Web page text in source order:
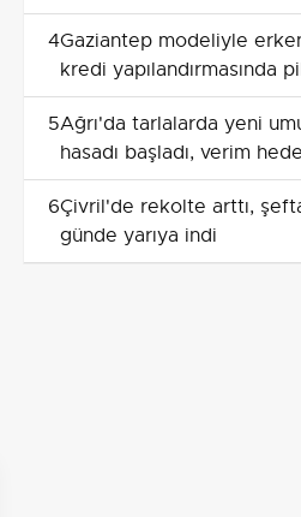
4Gaziantep modeliyle
kredi yapılandırmasında
5Ağrı'da tarlalarda yeni
hasadı başladı, verim
6Çivril'de rekolte arttı,
günde yarıya indi